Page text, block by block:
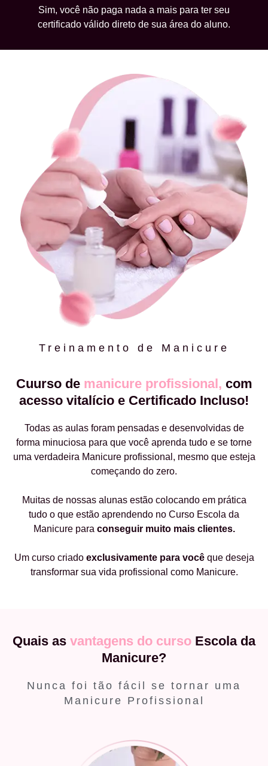
Sim, você não paga nada a mais para ter seu
certificado válido direto de sua área do aluno.
Treinamento de Manicure
Cuurso de manicure profissional, com
acesso vitalício e Certificado Incluso!
Todas as aulas foram pensadas e desenvolvidas de
forma minuciosa para que você aprenda tudo e se torne
uma verdadeira Manicure profissional, mesmo que esteja
começando do zero.
Muitas de nossas alunas estão colocando em prática
tudo o que estão aprendendo no Curso Escola da
Manicure para conseguir muito mais clientes.
Um curso criado exclusivamente para vocêque deseja
transformar sua vida profissional como Manicure.
Quais as vantagens do curso Escola da
Manicure?
Nunca foi tão fácil se tornar uma
Manicure Profissional